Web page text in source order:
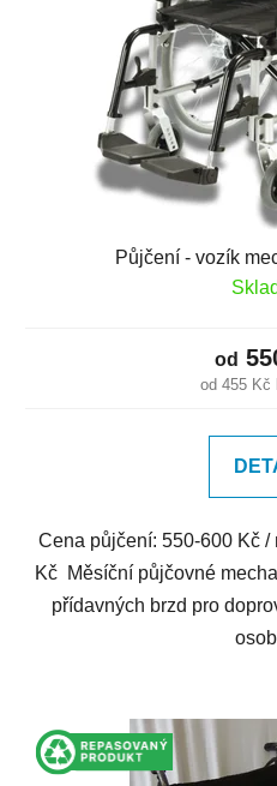
Půjčení - vozík
od 455 Kč
od
Cena půjčení: 550-600 Kč /
Kč Měsíční půjčovné
přídavných brzd pro